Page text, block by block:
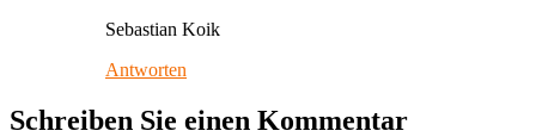
Sebastian Koik
Antworten
Schreiben Sie einen Kommentar